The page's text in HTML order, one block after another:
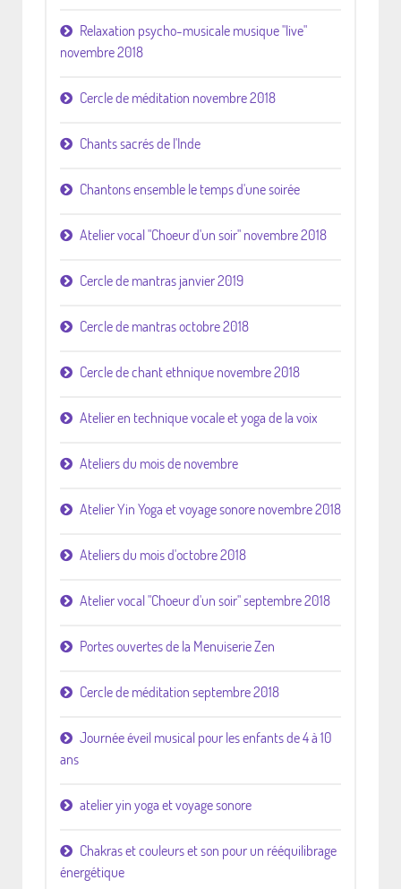
Relaxation psycho-musicale musique "live"
novembre 2018
Cercle de méditation novembre 2018
Chants sacrés de l'Inde
Chantons ensemble le temps d'une soirée
Atelier vocal "Choeur d'un soir" novembre 2018
Cercle de mantras janvier 2019
Cercle de mantras octobre 2018
Cercle de chant ethnique novembre 2018
Atelier en technique vocale et yoga de la voix
Ateliers du mois de novembre
Atelier Yin Yoga et voyage sonore novembre 2018
Ateliers du mois d'octobre 2018
Atelier vocal "Choeur d'un soir" septembre 2018
Portes ouvertes de la Menuiserie Zen
Cercle de méditation septembre 2018
Journée éveil musical pour les enfants de 4 à 10
ans
atelier yin yoga et voyage sonore
Chakras et couleurs et son pour un rééquilibrage
énergétique